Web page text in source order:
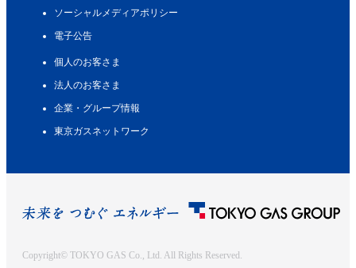
ソーシャルメディアポリシー
電子公告
個人のお客さま
法人のお客さま
企業・グループ情報
東京ガスネットワーク
Copyright© TOKYO GAS Co., Ltd. All Rights Reserved.